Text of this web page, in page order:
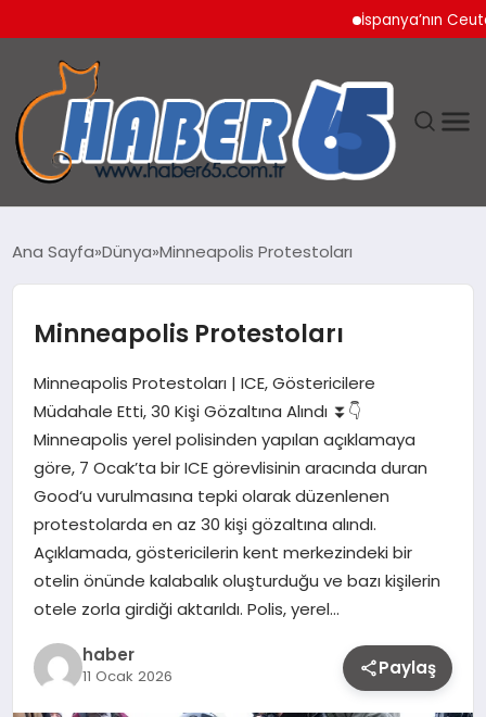
İspanya’nın Ceuta
YAŞAM
TEKNOLOJI
Ana Sayfa Dünya Minneapolis Protestoları
Minneapolis Protestoları
Minneapolis Protestoları | ICE, Göstericilere
Müdahale Etti, 30 Kişi Gözaltına Alındı ⏬👇
Minneapolis yerel polisinden yapılan açıklamaya
göre, 7 Ocak’ta bir ICE görevlisinin aracında duran
Good‘u vurulmasına tepki olarak düzenlenen
protestolarda en az 30 kişi gözaltına alındı.
Açıklamada, göstericilerin kent merkezindeki bir
otelin önünde kalabalık oluşturduğu ve bazı kişilerin
otele zorla girdiği aktarıldı. Polis, yerel…
haber
11 Ocak 2026 Paylaş